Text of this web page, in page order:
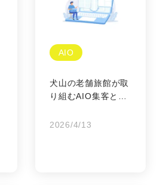
AIO
犬山の老舗旅館が取
り組むAIO集客と最
索時代の伝統と革新
2026/4/13